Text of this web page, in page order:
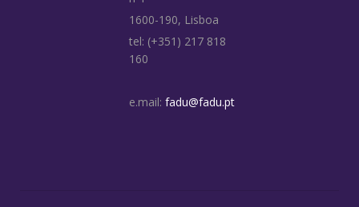
1600-190, Lisboa
tel: (+351) 217 818
160
e.mail: fadu@fadu.pt